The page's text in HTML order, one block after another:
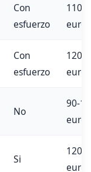
Con
esfuerzo
110-
euros
Con
esfuerzo
120-
euros
No
90-
euros
Si
120-
euros